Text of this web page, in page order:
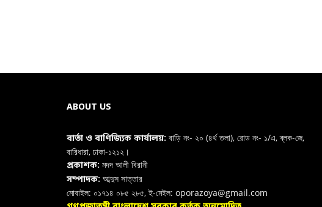
ABOUT US
বার্তা ও বাণিজ্যিক কার্যালয়: বাড়ি নং- ২০ (৪র্থ তলা), রোড নং- ১/এ, ব্লক-জে,
বারিধারা, ঢাকা-১২১২।
প্রকাশক: মদদ আলী বিরানী
সম্পাদক: আব্দুস সাত্তার
মোবাইল: ০১৭১৪ ০৮৫ ২৮৫, ই-মেইল: oporazoya@gmail.com